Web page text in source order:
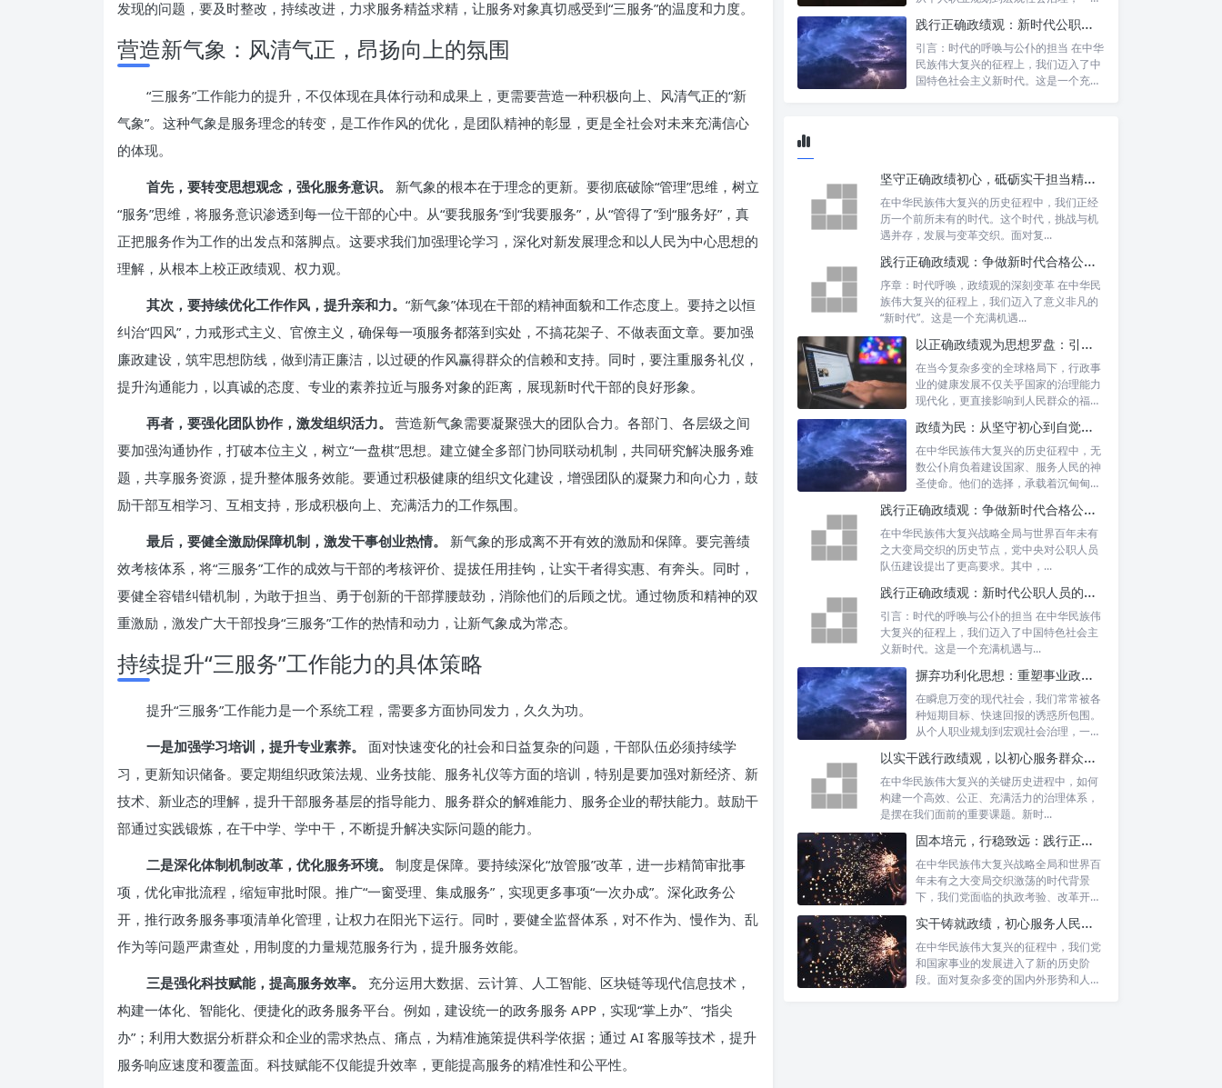
发现的问题，要及时整改，持续改进，力求服务精益求精，让服务对象真切感受到“三服务”的温度和力度。
营造新气象：风清气正，昂扬向上的氛围
“三服务”工作能力的提升，不仅体现在具体行动和成果上，更需要营造一种积极向上、风清气正的“新
气象”。这种气象是服务理念的转变，是工作作风的优化，是团队精神的彰显，更是全社会对未来充满信心
的体现。
首先，要转变思想观念，强化服务意识。
新气象的根本在于理念的更新。要彻底破除“管理”思维，树立
“服务”思维，将服务意识渗透到每一位干部的心中。从“要我服务”到“我要服务”，从“管得了”到“服务好”，真
正把服务作为工作的出发点和落脚点。这要求我们加强理论学习，深化对新发展理念和以人民为中心思想的
理解，从根本上校正政绩观、权力观。
其次，要持续优化工作作风，提升亲和力。 “新气象”体现在干部的精神面貌和工作态度上。要持之以恒
纠治“四风”，力戒形式主义、官僚主义，确保每一项服务都落到实处，不搞花架子、不做表面文章。要加强
廉政建设，筑牢思想防线，做到清正廉洁，以过硬的作风赢得群众的信赖和支持。同时，要注重服务礼仪，
提升沟通能力，以真诚的态度、专业的素养拉近与服务对象的距离，展现新时代干部的良好形象。
再者，要强化团队协作，激发组织活力。
营造新气象需要凝聚强大的团队合力。各部门、各层级之间
要加强沟通协作，打破本位主义，树立“一盘棋”思想。建立健全多部门协同联动机制，共同研究解决服务难
题，共享服务资源，提升整体服务效能。要通过积极健康的组织文化建设，增强团队的凝聚力和向心力，鼓
励干部互相学习、互相支持，形成积极向上、充满活力的工作氛围。
最后，要健全激励保障机制，激发干事创业热情。
新气象的形成离不开有效的激励和保障。要完善绩
效考核体系，将“三服务”工作的成效与干部的考核评价、提拔任用挂钩，让实干者得实惠、有奔头。同时，
要健全容错纠错机制，为敢于担当、勇于创新的干部撑腰鼓劲，消除他们的后顾之忧。通过物质和精神的双
重激励，激发广大干部投身“三服务”工作的热情和动力，让新气象成为常态。
持续提升“三服务”工作能力的具体策略
提升“三服务”工作能力是一个系统工程，需要多方面协同发力，久久为功。
一是加强学习培训，提升专业素养。
面对快速变化的社会和日益复杂的问题，干部队伍必须持续学
习，更新知识储备。要定期组织政策法规、业务技能、服务礼仪等方面的培训，特别是要加强对新经济、新
技术、新业态的理解，提升干部服务基层的指导能力、服务群众的解难能力、服务企业的帮扶能力。鼓励干
部通过实践锻炼，在干中学、学中干，不断提升解决实际问题的能力。
二是深化体制机制改革，优化服务环境。
制度是保障。要持续深化“放管服”改革，进一步精简审批事
项，优化审批流程，缩短审批时限。推广“一窗受理、集成服务”，实现更多事项“一次办成”。深化政务公
开，推行政务服务事项清单化管理，让权力在阳光下运行。同时，要健全监督体系，对不作为、慢作为、乱
作为等问题严肃查处，用制度的力量规范服务行为，提升服务效能。
三是强化科技赋能，提高服务效率。
充分运用大数据、云计算、人工智能、区块链等现代信息技术，
构建一体化、智能化、便捷化的政务服务平台。例如，建设统一的政务服务 APP，实现“掌上办”、“指尖
办”；利用大数据分析群众和企业的需求热点、痛点，为精准施策提供科学依据；通过 AI 客服等技术，提升
服务响应速度和覆盖面。科技赋能不仅能提升效率，更能提高服务的精准性和公平性。
践行正确政绩观：新时代公职人员的使命与担当
引言：时代的呼唤与公仆的担当 在中华
民族伟大复兴的征程上，我们迈入了中
国特色社会主义新时代。这是一个充满
坚守正确政绩初心，砥砺实干担当精神：锚定新时代高质量发展的精神坐标
在中华民族伟大复兴的历史征程中，我
们正经历一个前所未有的时代。这个时
代，挑战与机遇并存，发展与变革交
践行正确政绩观：争做新时代合格公职人员的根本遵循与行动自觉
序章：时代呼唤，政绩观的深刻变革 在
中华民族伟大复兴的征程上，我们迈入
了意义非凡的“新时代”。这是一个充满
以正确政绩观为思想罗盘：引领行政事业高质量发展新征程
在当今复杂多变的全球格局下，行政事
业的健康发展不仅关乎国家的治理能力
现代化，更直接影响到人民群众的福祉
政绩为民：从坚守初心到自觉树立正确政绩观的实践之路
在中华民族伟大复兴的历史征程中，无
数公仆肩负着建设国家、服务人民的神
圣使命。他们的选择，承载着沉甸甸的
践行正确政绩观：争做新时代合格公职人员的根本遵循与实践路径
在中华民族伟大复兴战略全局与世界百
年未有之大变局交织的历史节点，党中
央对公职人员队伍建设提出了更高要
践行正确政绩观：新时代公职人员的使命与担当
引言：时代的呼唤与公仆的担当 在中华民族伟
大复兴的征程上，我们迈入了中国特色社会主
义新时代。这是一个充满机遇与...
摒弃功利化思想：重塑事业政绩观，驱动社会高质量发展
在瞬息万变的现代社会，我们常常被各
种短期目标、快速回报的诱惑所包围。
从个人职业规划到宏观社会治理，一种
以实干践行政绩观，以初心服务群众：新时代治理的灯塔与指南
在中华民族伟大复兴的关键历史进程中，如何
构建一个高效、公正、充满活力的治理体系，
是摆在我们面前的重要课题。新时...
固本培元，行稳致远：践行正确政绩理念，永葆务实清廉作风的时代命题
在中华民族伟大复兴战略全局和世界百
年未有之大变局交织激荡的时代背景
下，我们党面临的执政考验、改革开放
实干铸就政绩，初心服务人民：新时代干部担当作为的实践指南
在中华民族伟大复兴的征程中，我们党
和国家事业的发展进入了新的历史阶
段。面对复杂多变的国内外形势和人民